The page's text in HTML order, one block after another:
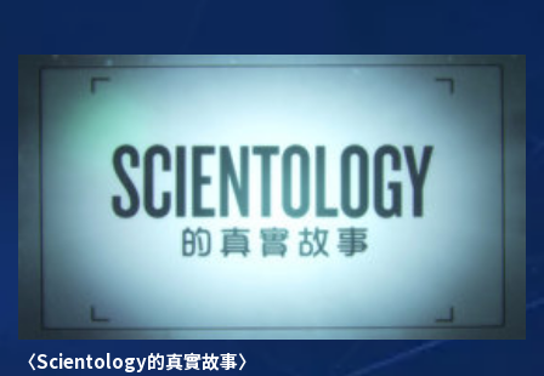
〈Scientology的真實故事〉